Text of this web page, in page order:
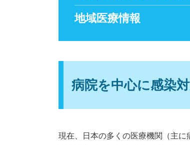
地域医療情報
病院を中心に感染
現在、日本の多くの医療機関（主